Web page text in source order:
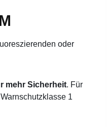
oder
mehr Sicherheit. Für
1